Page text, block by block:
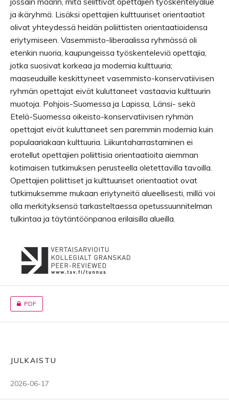
ja ikäryhmä. Lisäksi opettajien kulttuuriset orientaatiot
olivat yhteydessä heidän poliittisten orientaatioidensa
eriytymiseen. Vasemmisto-liberaalissa ryhmässä oli
etenkin nuoria, kaupungeissa työskenteleviä opettajia,
jotka suosivat korkeaa ja modernia kulttuuria;
maaseuduille keskittyneet vasemmisto-konservatiivisen
ryhmän opettajat eivät kuluttaneet vastaavia kulttuurin
muotoja. Pohjois-Suomessa ja Lapissa, Länsi- sekä
Etelä-Suomessa oikeisto-konservatiivisen ryhmän
opettajat eivät kuluttaneet sen paremmin modernia kuin
populaariakaan kulttuuria. Liikuntaharrastaminen ei
erotellut opettajien poliittisia orientaatioita aiemman
kotimaisen tutkimuksen perusteella oletettavilla tavoilla.
Opettajien poliittiset ja kulttuuriset orientaatiot ovat
tutkimuksemme mukaan eriytyneitä alueellisesti, millä voi
olla merkityksensä tarkasteltaessa opetussuunnitelman
tulkintaa ja täytäntöönpanoa erilaisilla alueilla.
PDF
JULKAISTU
2026-06-17